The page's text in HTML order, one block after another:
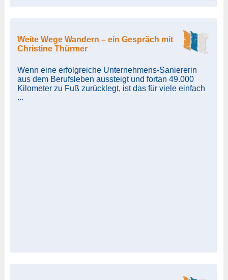
Weite Wege Wandern – ein Gespräch mit
Christine Thürmer
Wenn eine erfolgreiche Unternehmens-Saniererin
aus dem Berufsleben aussteigt und fortan 49.000
Kilometer zu Fuß zurücklegt, ist das für viele einfach
...